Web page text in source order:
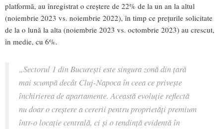
platformă, au înregistrat o creștere de 22% de la un an la altul
(noiembrie 2023 vs. noiembrie 2022), în timp ce prețurile solicitate
de la o lună la alta (noiembrie 2023 vs. octombrie 2023) au crescut,
în medie, cu 6%.
„Sectorul 1 din București este singura zonă din țară
mai scumpă decât Cluj-Napoca în ceea ce privește
închirierea de apartamente. Această evoluție reflectă
nu doar o creștere a cererii pentru proprietăți premium
într-o locație centrală, ci și o tendință evidentă în